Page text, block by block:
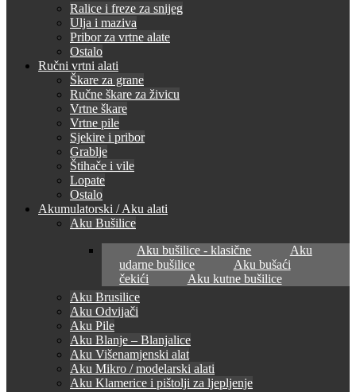
Ralice i freze za snijeg
Ulja i maziva
Pribor za vrtne alate
Ostalo
Ručni vrtni alati
Škare za grane
Ručne škare za živicu
Vrtne škare
Vrtne pile
Sjekire i pribor
Grablje
Štihače i vile
Lopate
Ostalo
Akumulatorski / Aku alati
Aku Bušilice
Aku bušilice - klasične
Aku
udarne bušilice
Aku bušaći
čekići
Aku kutne bušilice
Aku Brusilice
Aku Odvijači
Aku Pile
Aku Blanje – Blanjalice
Aku Višenamjenski alat
Aku Mikro / modelarski alati
Aku Klamerice i pištolji za ljepljenje